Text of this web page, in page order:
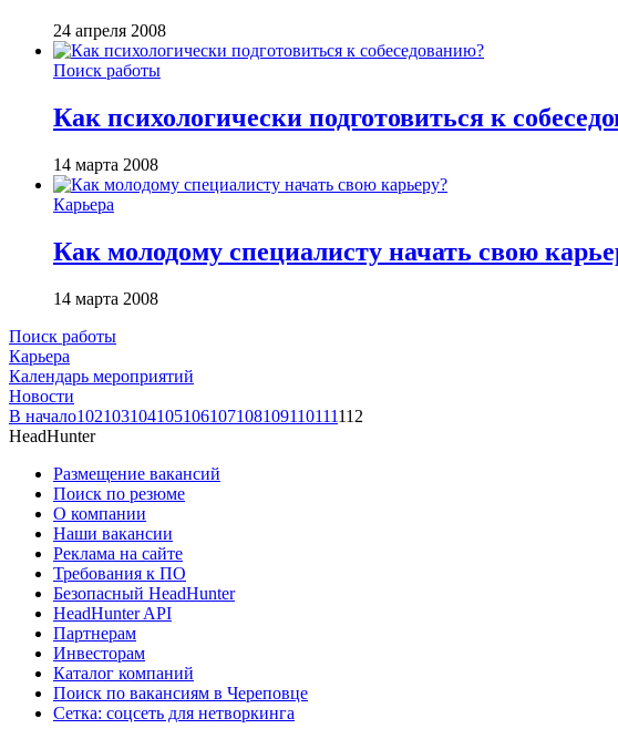
24 апреля 2008
Поиск работы
Как психологически подготовиться к
14 марта 2008
Карьера
Как молодому специалисту начать свою
14 марта 2008
Поиск работы
Карьера
Календарь мероприятий
Новости
В начало102103104105106107108109110111112
HeadHunter
Размещение вакансий
Поиск по резюме
О компании
Наши вакансии
Реклама на сайте
Требования к ПО
Безопасный HeadHunter
HeadHunter API
Партнерам
Инвесторам
Каталог компаний
Поиск по вакансиям в Череповце
Сетка: соцсеть для нетворкинга